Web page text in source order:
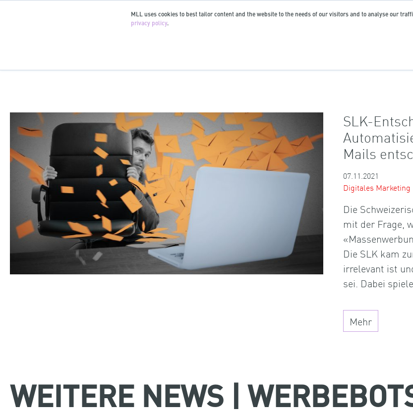
MLL uses cookies to best tailor content and the website to the needs of our visitors and to analyse our
privacy policy.
SLK-
Mails
07.11.2021
Digitales Marketing
Die
mit der Frage,
Die SLK kam
irrelevant ist
sei. Dabei
Mehr
WEITERE NEWS |